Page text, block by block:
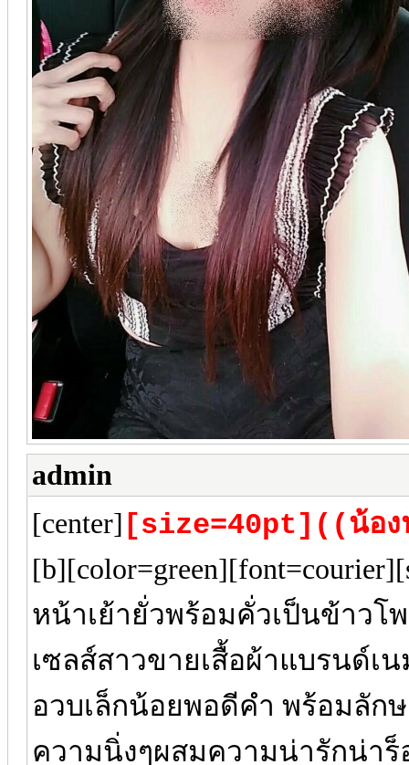
admin
[center] [size=40pt]((น้อ
หน้าเย้ายั่วพร้อมคั่วเป็นข้าวโ
เซลส์สาวขายเสื้อผ้าแบรนด์เ
อวบเล็กน้อยพอดีคำ พร้อมลัก
ความนิ่งๆผสมความน่ารักน่า